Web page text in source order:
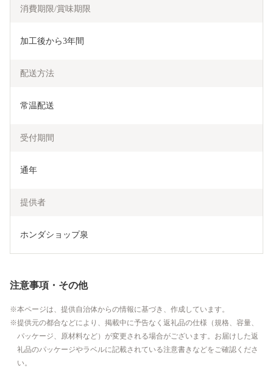
消費期限/賞味期限
加工後から3年間
配送方法
常温配送
受付期間
通年
提供者
ホンダショップ泉
注意事項・その他
本ページは、提供自治体からの情報に基づき、作成しています。
提供元の都合などにより、掲載中に予告なく返礼品の仕様（規格、容量、
パッケージ、原材料など）が変更される場合がございます。お届けした返
礼品のパッケージやラベルに記載されている注意書きなどをご確認くださ
い。